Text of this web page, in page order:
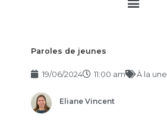
Paroles de jeunes
19/06/2024 11:00 am À la une
Eliane Vincent